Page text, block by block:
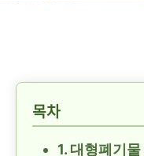
목차
1. 대형폐기